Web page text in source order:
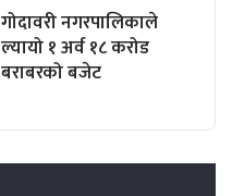
गोदावरी नगरपालिकाले
ल्यायो १ अर्व १८ करोड
बराबरको बजेट